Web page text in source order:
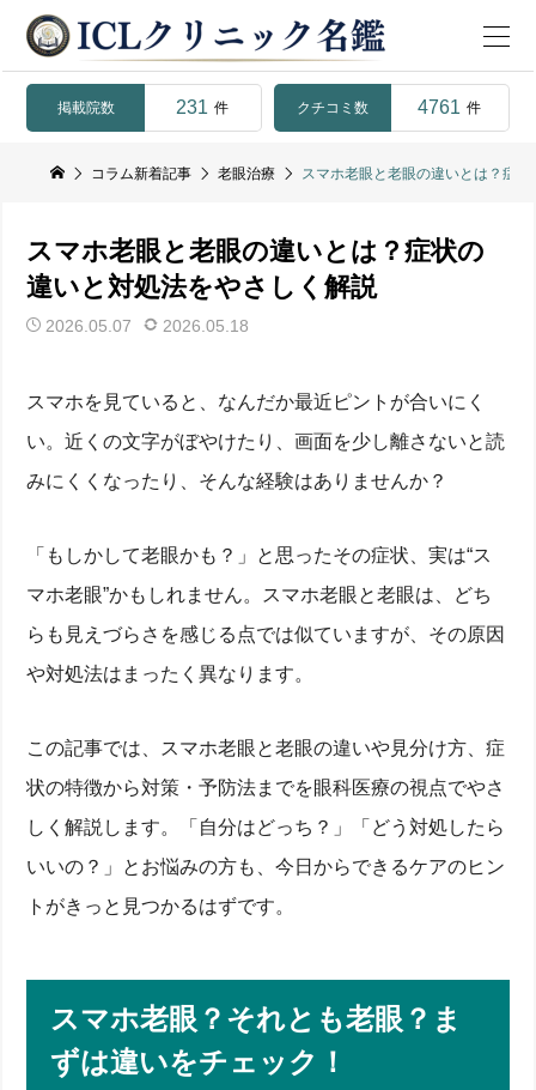
掲載院数 231 件 クチコミ数 4761 件
コラム新着記事 老眼治療 スマホ老眼と老眼の違いとは？症
スマホ老眼と老眼の違いとは？症状の
違いと対処法をやさしく解説
2026.05.07 2026.05.18
スマホを見ていると、なんだか最近ピントが合いにく
い。近くの文字がぼやけたり、画面を少し離さないと読
みにくくなったり、そんな経験はありませんか？
「もしかして老眼かも？」と思ったその症状、実は“ス
マホ老眼”かもしれません。スマホ老眼と老眼は、どち
らも見えづらさを感じる点では似ていますが、その原因
や対処法はまったく異なります。
この記事では、スマホ老眼と老眼の違いや見分け方、症
状の特徴から対策・予防法までを眼科医療の視点でやさ
しく解説します。「自分はどっち？」「どう対処したら
いいの？」とお悩みの方も、今日からできるケアのヒン
トがきっと見つかるはずです。
スマホ老眼？それとも老眼？ま
ずは違いをチェック！